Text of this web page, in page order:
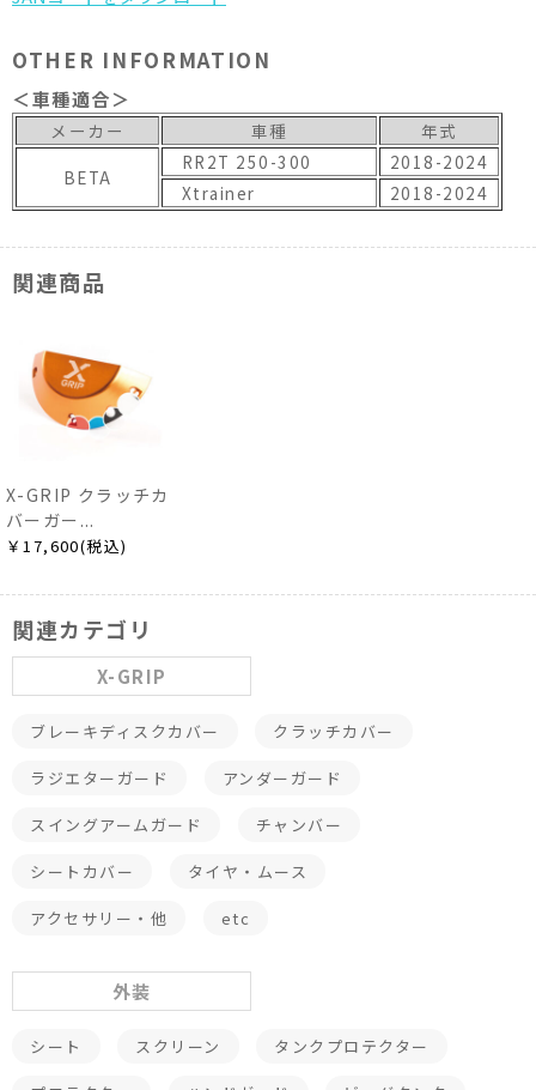
OTHER INFORMATION
＜車種適合＞
メーカー 車種
年式
BETA
RR2T 250-300
2018-2024
Xtrainer
2018-2024
関連商品
X-GRIP クラッチカ
バーガー...
￥17,600(税込)
関連カテゴリ
X-GRIP
ブレーキディスクカバー クラッチカバー
ラジエターガード アンダーガード
スイングアームガード チャンバー
シートカバー タイヤ・ムース
アクセサリー・他 etc
外装
シート スクリーン タンクプロテクター